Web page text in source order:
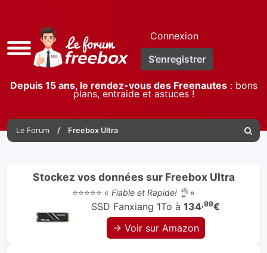
Accès
rapide
Connexion
S’enregistrer
Depuis 15 ans, le rendez-vous des Freenautes: bons
plans, entraide et astuces !
Le Forum Freebox Ultra
Stockez vos données sur Freebox Ultra
⭐⭐⭐⭐⭐ « Fiable et Rapide! 👌»
SSD Fanxiang 1To à 134,99€
→ Voir sur Amazon